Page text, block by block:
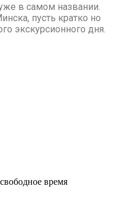
в самом названии.
пусть кратко но
экскурсионного дня.
время